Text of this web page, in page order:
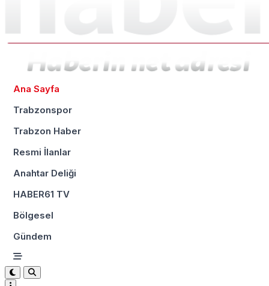
Ana Sayfa
Trabzonspor
Trabzon Haber
Resmi İlanlar
Anahtar Deliği
HABER61 TV
Bölgesel
Gündem